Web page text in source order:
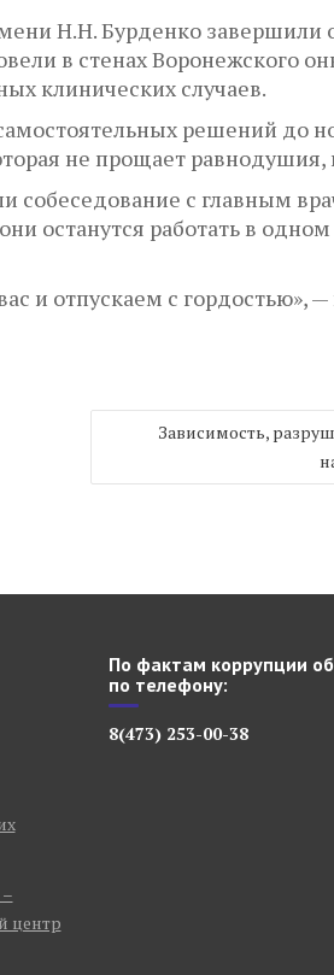
Н.Н. Бурденко завершили
в стенах Воронежского
клинических случаев.
решений до
не прощает
с главным
останутся работать в
и отпускаем с гордостью»,
Зависимость,
центр
По фактам коррупции
по телефону:
8(473) 253-00-38